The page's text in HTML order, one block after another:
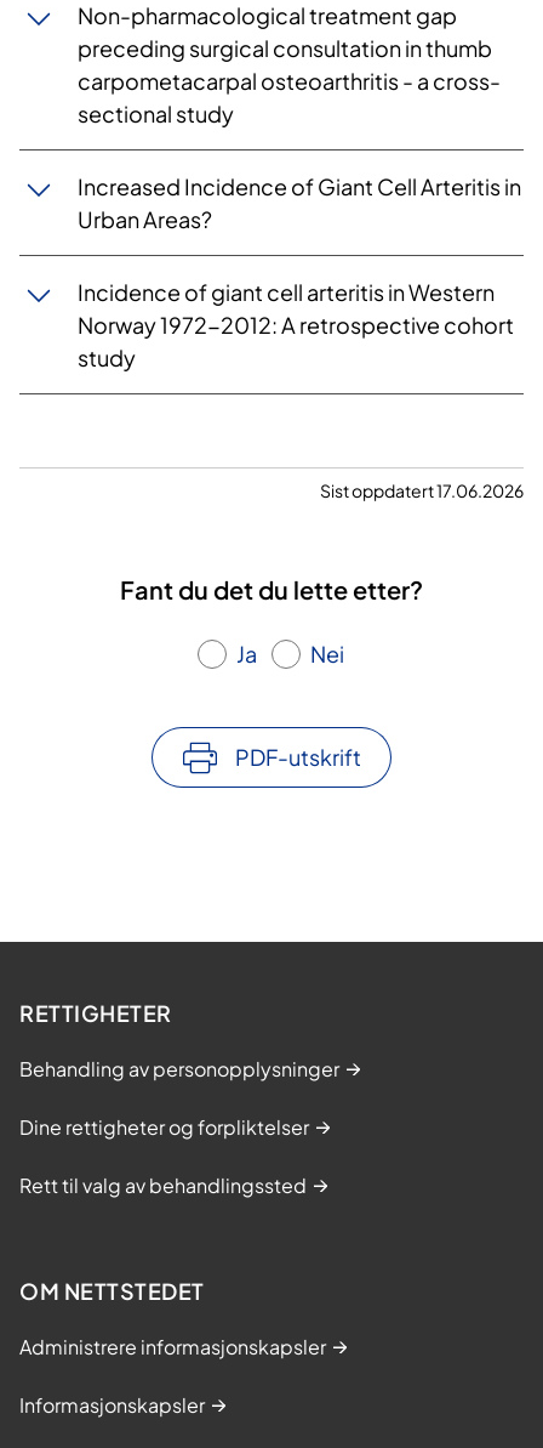
Non-pharmacological treatment gap
preceding surgical consultation in thumb
carpometacarpal osteoarthritis - a cross-
sectional study
​Increased Incidence of Giant Cell Arteritis in
Urban Areas?
Incidence of giant cell arteritis in Western
Norway 1972-2012: A retrospective cohort
study
Sist oppdatert 17.06.2026
Fant du det du lette etter?
Ja Nei
PDF-utskrift
RETTIGHETER
Behandling av personopplysninger
Dine rettigheter og forpliktelser
Rett til valg av behandlingssted
OM NETTSTEDET
Administrere informasjonskapsler
Informasjonskapsler